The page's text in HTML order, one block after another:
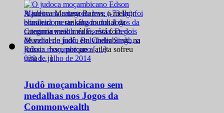
A judoca Mariana Barros, a melhor
brasileira no ranking mundial da
categoria meio médio, está fora do
Mundial de judô, em Cheliabinsk, na
Rússia. Isso, porque a atleta sofreu
uma […]
028 de julho de 2014
Judô moçambicano sem
medalhas nos Jogos da
Commonwealth